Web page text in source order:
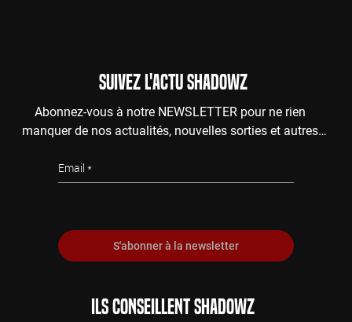
SUIVEZ L'ACTU SHADOWZ
Abonnez-vous à notre NEWSLETTER pour ne rien
manquer de nos actualités, nouvelles sorties et autres
Email
S'abonner à la newsletter
ILS CONSEILLENT SHADOWZ